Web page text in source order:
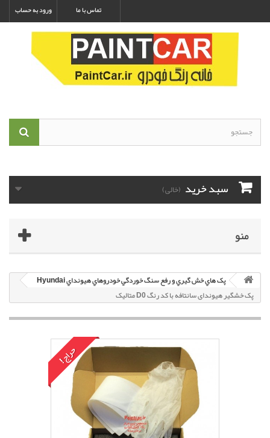
ورود به حساب تماس با ما
سبد خرید (خالی)
منو
پک هاي خش گيري و رفع سنگ خوردگي خودروهاي هيونداي Hyundai
پک خشگير هیوندای سانتافه با کد رنگ D0 متاليک
حراج!